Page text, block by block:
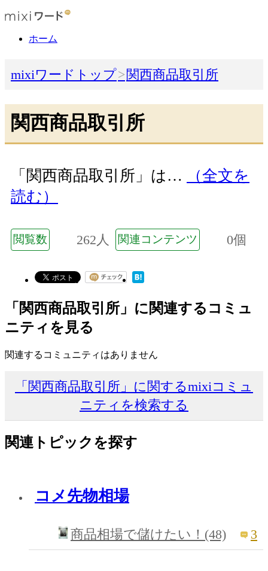
ホーム
mixiワードトップ 関西商品取引所
関西商品取引所
「関西商品取引所」は…
（全文を
読む）
閲覧数 262人 関連コンテンツ 0個
「関西商品取引所」に関連するコミュ
ニティを見る
関連するコミュニティはありません
「関西商品取引所」に関するmixiコミュ
ニティを検索する
関連トピックを探す
コメ先物相場
商品相場で儲けたい！(48) 3